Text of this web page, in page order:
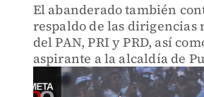
El abanderado también
respaldo de las dirigencias
del PAN, PRI y PRD, así
aspirante a la alcaldía de
Riestra.